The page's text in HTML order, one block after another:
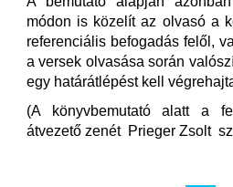
módon is közelít az olvasó a
referenciális befogadás felől,
a versek olvasása során
egy határátlépést kell
(A könyvbemutató alatt a
átvezető zenét Prieger Zsolt